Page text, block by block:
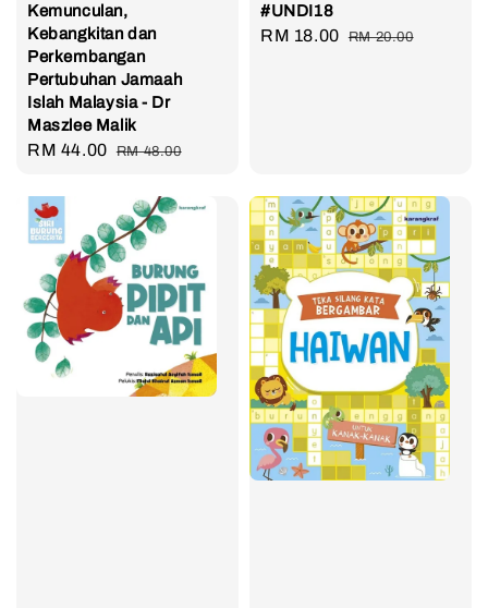
Kemunculan,
Kebangkitan dan
Perkembangan
Pertubuhan Jamaah
Islah Malaysia - Dr
Maszlee Malik
Sale
RM 44.00 Regular
RM 48.00
#UNDI18
Sale
RM 18.00 Regular
RM 20.00